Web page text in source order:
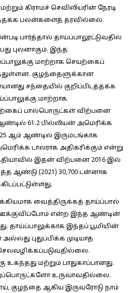
கிராமச் செவிலியரின் நேரடி
பலன்களைத் தரவில்லை.
பார்த்தால் தாய்ப்பாலூட்டுவதில்
புலனாகும். இந்த
மாற்றாக செயற்கைப்
குழந்தைளுக்கான
சந்தையில் குறிப்பிடத்தக்க
மாற்றாக
பால்பொருட்கள் விற்பனை
61.2 பில்லியன் அமெரிக்க
ஆம் ஆண்டில் இருமடங்காக
டாலராக அதிகரிக்கும் என்று
இதன் விற்பனை 2016 இல்
ஆண்டு (2021) 30,700 டன்னாக
வைத்திருக்கத் தாய்ப்பால்
என்ற இந்த ஆண்டின்
தாய்ப்பாலுக்காக இந்தப் பூமியின்
புதுப்பிக்க முடியாத
உகந்தது மற்றும் பாதுகாப்பானது.
உருவாவதில்லை.
குழந்தை ஆகிய இருவரோடு நாம்